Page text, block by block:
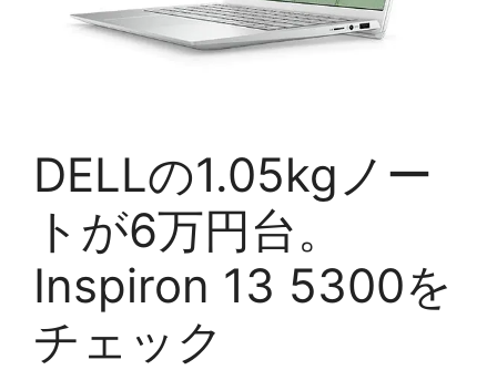
DELLの1.05kgノー
トが6万円台。
Inspiron 13 5300を
チェック